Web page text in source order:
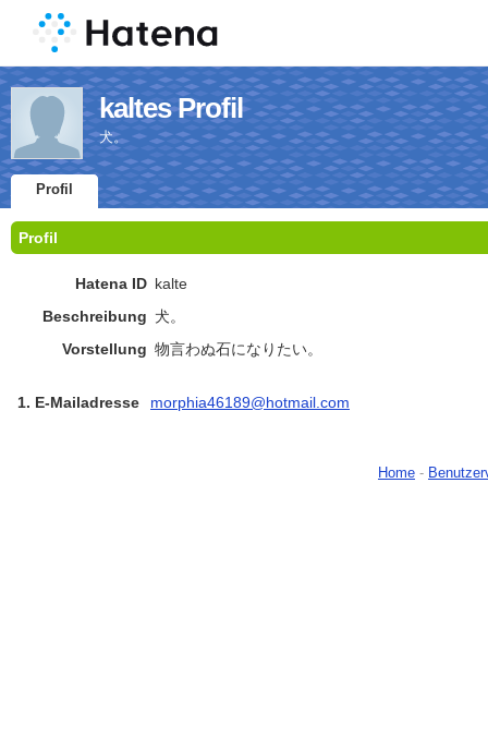
kaltes Profil
犬。
Profil
Profil
Hatena ID kalte
Beschreibung 犬。
Vorstellung 物言わぬ石になりたい。
1. E-Mailadresse morphia46189@hotmail.com
Home -